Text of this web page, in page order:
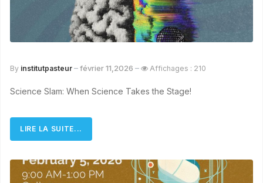
By institutpasteur février 11,2026 Affichages : 210
Science Slam: When Science Takes the Stage!
LIRE LA SUITE...